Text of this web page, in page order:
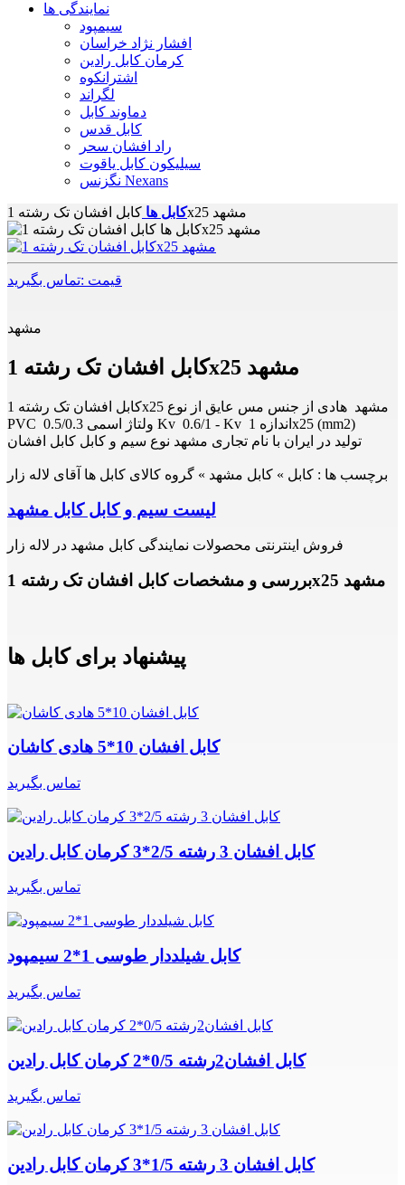
نمایندگی ها
سیمپود
افشار نژاد خراسان
کرمان کابل رادین
اشترانکوه
لگراند
دماوند کابل
کابل قدس
راد افشان سحر
سیلیکون کابل یاقوت
نگزنس Nexans
کابل ها کابل افشان تک رشته 1x25 مشهد
قیمت :تماس بگیرید
مشهد
کابل افشان تک رشته 1x25 مشهد
کابل افشان تک رشته 1x25 مشهد هادی از جنس مس عایق از نوع
PVC ولتاژ اسمی 0.5/0.3 Kv 0.6/1 - Kv اندازه 1x25 (mm2)
تولید در ایران با نام تجاری مشهد نوع سیم و کابل کابل افشان
برچسب ها : کابل » کابل مشهد » گروه کالای کابل ها آقای لاله زار
لیست سیم و کابل کابل مشهد
فروش اینترنتی محصولات نمایندگی کابل مشهد در لاله زار
بررسی و مشخصات کابل افشان تک رشته 1x25 مشهد
پیشنهاد برای کابل ها
کابل افشان 10*5 هادی کاشان
تماس بگیرید
کابل افشان 3 رشته 2/5*3 کرمان کابل رادین
تماس بگیرید
کابل شیلددار طوسی 1*2 سیمپود
تماس بگیرید
کابل افشان2رشته 0/5*2 کرمان کابل رادین
تماس بگیرید
کابل افشان 3 رشته 1/5*3 کرمان کابل رادین